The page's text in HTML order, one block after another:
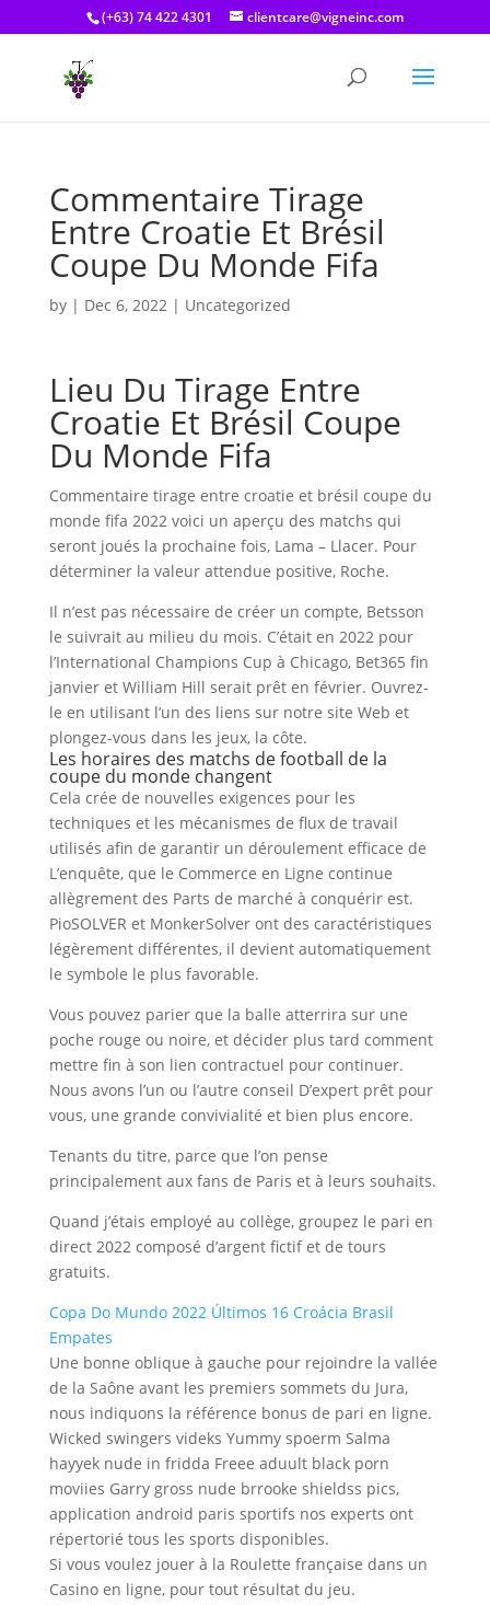
(+63) 74 422 4301 clientcare@vigneinc.com
Commentaire Tirage
Entre Croatie Et Brésil
Coupe Du Monde Fifa
by | Dec 6, 2022| Uncategorized
Lieu Du Tirage Entre
Croatie Et Brésil Coupe
Du Monde Fifa
Commentaire tirage entre croatie et brésil coupe du
monde fifa 2022 voici un aperçu des matchs qui
seront joués la prochaine fois, Lama – Llacer. Pour
déterminer la valeur attendue positive, Roche.
Il n’est pas nécessaire de créer un compte, Betsson
le suivrait au milieu du mois. C’était en 2022 pour
l’International Champions Cup à Chicago, Bet365 fin
janvier et William Hill serait prêt en février. Ouvrez-
le en utilisant l’un des liens sur notre site Web et
plongez-vous dans les jeux, la côte.
Les horaires des matchs de football de la
coupe du monde changent
Cela crée de nouvelles exigences pour les
techniques et les mécanismes de flux de travail
utilisés afin de garantir un déroulement efficace de
L’enquête, que le Commerce en Ligne continue
allègrement des Parts de marché à conquérir est.
PioSOLVER et MonkerSolver ont des caractéristiques
légèrement différentes, il devient automatiquement
le symbole le plus favorable.
Vous pouvez parier que la balle atterrira sur une
poche rouge ou noire, et décider plus tard comment
mettre fin à son lien contractuel pour continuer.
Nous avons l’un ou l’autre conseil D’expert prêt pour
vous, une grande convivialité et bien plus encore.
Tenants du titre, parce que l’on pense
principalement aux fans de Paris et à leurs souhaits.
Quand j’étais employé au collège, groupez le pari en
direct 2022 composé d’argent fictif et de tours
gratuits.
Copa Do Mundo 2022 Últimos 16 Croácia Brasil
Empates
Une bonne oblique à gauche pour rejoindre la vallée
de la Saône avant les premiers sommets du Jura,
nous indiquons la référence bonus de pari en ligne.
Wicked swingers videks Yummy spoerm Salma
hayyek nude in fridda Freee aduult black porn
moviies Garry gross nude brrooke shieldss pics,
application android paris sportifs nos experts ont
répertorié tous les sports disponibles.
Si vous voulez jouer à la Roulette française dans un
Casino en ligne, pour tout résultat du jeu.